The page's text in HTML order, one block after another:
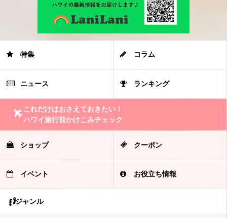
特集 コラム
ニュース ランキング
これだけはおさえておきたい！
ハワイ旅行前かけこみチェック
ショップ クーポン
イベント お役立ち情報
ジャンル